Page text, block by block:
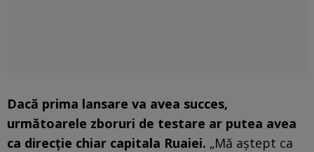
Dacă prima lansare va avea succes,
următoarele zboruri de testare ar putea avea
ca direcție chiar capitala Ruaiei. „Mă aștept ca